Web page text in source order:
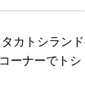
カトシラン
ーナーでト